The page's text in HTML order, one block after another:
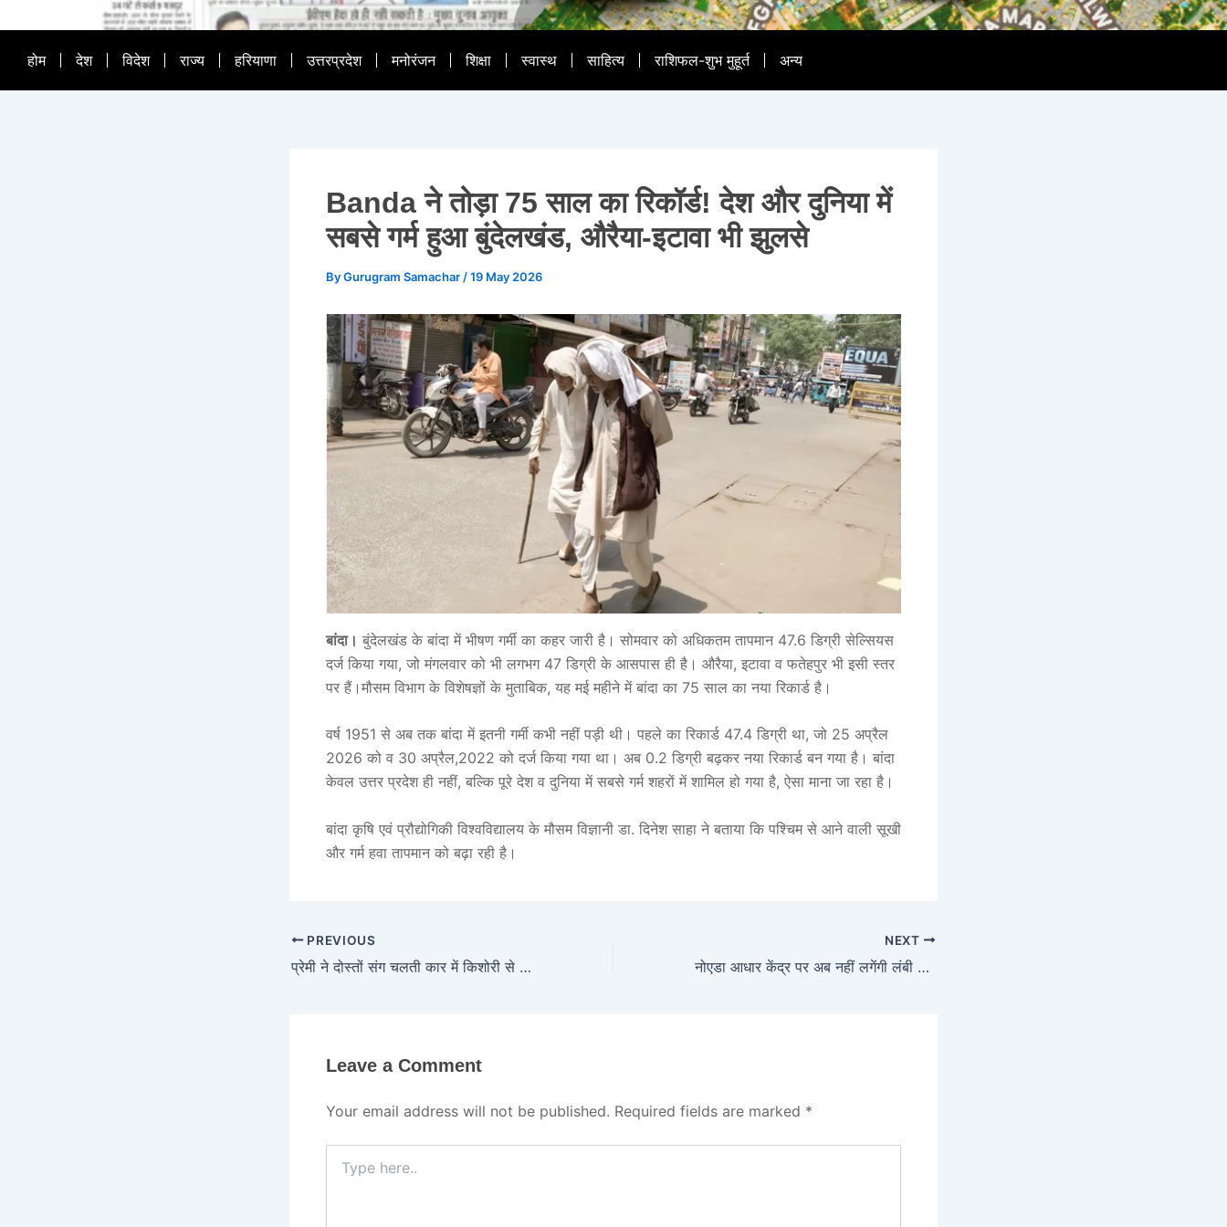
होम देश विदेश राज्य हरियाणा उत्तरप्रदेश मनोरंजन शिक्षा स्वास्थ साहित्य राशिफल-शुभ मुहूर्त अन्य
Banda ने तोड़ा 75 साल का रिकॉर्ड! देश और दुनिया में
सबसे गर्म हुआ बुंदेलखंड, औरैया-इटावा भी झुलसे
ByGurugram Samachar /19 May 2026
बांदा। बुंदेलखंड के बांदा में भीषण गर्मी का कहर जारी है। सोमवार को अधिकतम तापमान 47.6 डिग्री सेल्सियस
दर्ज किया गया, जो मंगलवार को भी लगभग 47 डिग्री के आसपास ही है। औरैया, इटावा व फतेहपुर भी इसी स्तर
पर हैं।मौसम विभाग के विशेषज्ञों के मुताबिक, यह मई महीने में बांदा का 75 साल का नया रिकार्ड है।
वर्ष 1951 से अब तक बांदा में इतनी गर्मी कभी नहीं पड़ी थी। पहले का रिकार्ड 47.4 डिग्री था, जो 25 अप्रैल
2026 को व 30 अप्रैल,2022 को दर्ज किया गया था। अब 0.2 डिग्री बढ़कर नया रिकार्ड बन गया है। बांदा
केवल उत्तर प्रदेश ही नहीं, बल्कि पूरे देश व दुनिया में सबसे गर्म शहरों में शामिल हो गया है, ऐसा माना जा रहा है।
बांदा कृषि एवं प्रौद्योगिकी विश्वविद्यालय के मौसम विज्ञानी डा. दिनेश साहा ने बताया कि पश्चिम से आने वाली सूखी
और गर्म हवा तापमान को बढ़ा रही है।
PREVIOUS
प्रेमी ने दोस्तों संग चलती कार में किशोरी से किया सामूहिक दुष्कर्म, एक आरोपित को पुलिस मुठभेड़ में लगी गोली
NEXT
नोएडा आधार केंद्र पर अब नहीं लगेंगी लंबी कतारें, नया काउंटर शुरू
Leave a Comment
Your email address will not be published. Required fields are marked *
here..